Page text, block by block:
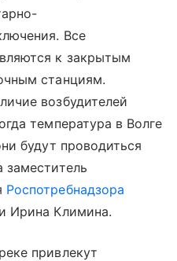
Все
к закрытым
станциям.
возбудителей
температура в Волге
будут проводиться
заместитель
Роспотребнадзора
Ирина Климина.
привлекут